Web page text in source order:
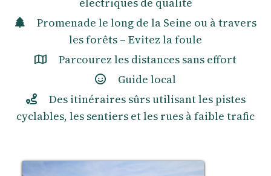
Promenade le long de la Seine ou à travers
les forêts – Evitez la foule
Parcourez les distances sans effort
Guide local
Des itinéraires sûrs utilisant les pistes
cyclables, les sentiers et les rues à faible trafic